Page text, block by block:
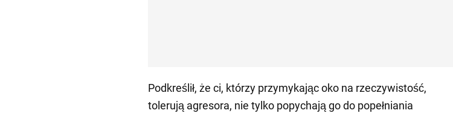
Podkreślił, że ci, którzy przymykając oko na rzeczywistość,
tolerują agresora, nie tylko popychają go do popełniania